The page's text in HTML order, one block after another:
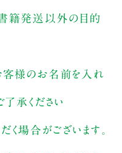
書籍発送以外の目的
客様のお名前を入れ
了承ください
く場合がございます。